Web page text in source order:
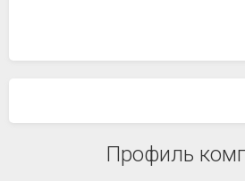
Профиль